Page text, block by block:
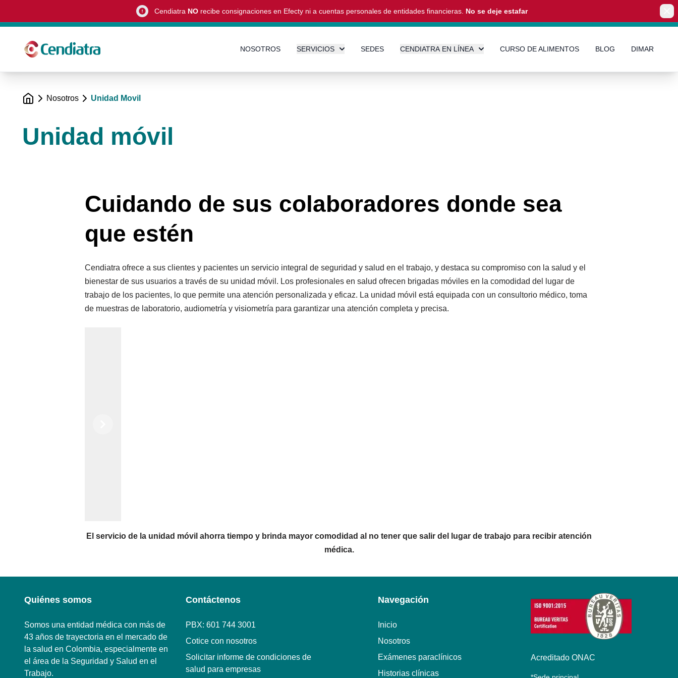
Light bulb
Cendiatra NO recibe consignaciones en Efecty ni a cuentas personales de entidades financieras. No se deje estafar
NOSOTROS SERVICIOS SEDES CENDIATRA EN LÍNEA CURSO DE ALIMENTOS BLOG DIMAR
Nosotros Unidad Movil
Unidad móvil
Cuidando de sus colaboradores donde sea
que estén
Cendiatra ofrece a sus clientes y pacientes un servicio integral de seguridad y salud en el trabajo, y destaca su compromiso con la salud y el
bienestar de sus usuarios a través de su unidad móvil. Los profesionales en salud ofrecen brigadas móviles en la comodidad del lugar de
trabajo de los pacientes, lo que permite una atención personalizada y eficaz. La unidad móvil está equipada con un consultorio médico, toma
de muestras de laboratorio, audiometría y visiometría para garantizar una atención completa y precisa.
El servicio de la unidad móvil ahorra tiempo y brinda mayor comodidad al no tener que salir del lugar de trabajo para recibir atención
médica.
Quiénes somos
Somos una entidad médica con más de
43 años de trayectoria en el mercado de
la salud en Colombia, especialmente en
el área de la Seguridad y Salud en el
Trabajo.
Contáctenos
PBX: 601 744 3001
Cotice con nosotros
Solicitar informe de condiciones de
salud para empresas
Navegación
Inicio
Nosotros
Exámenes paraclínicos
Historias clínicas
Acreditado ONAC